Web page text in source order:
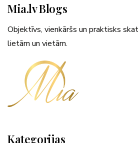
Mia.lv Blogs
Objektīvs, vienkāršs un praktisks
lietām un vietām.
Kategorijas